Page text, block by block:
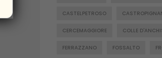
CASTELPETROSO
CERCEMAGGIORE COLLE
FERRAZZANO FOSSALTO